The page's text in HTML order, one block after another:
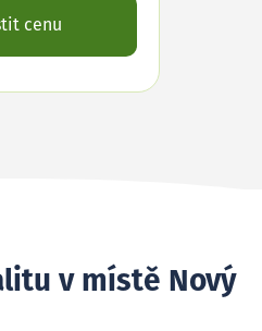
cenu
v místě Nový